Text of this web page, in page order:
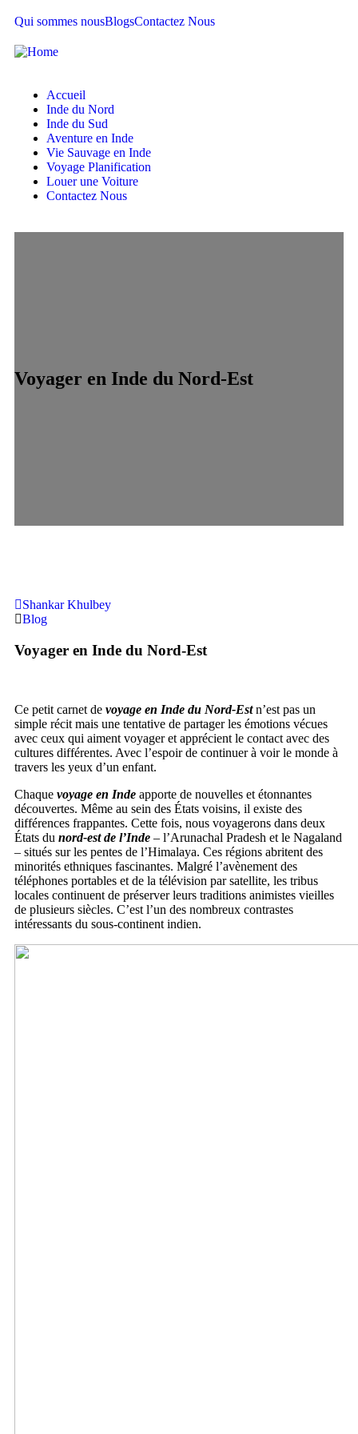
Qui sommes nousBlogsContactez Nous
Accueil
Inde du Nord
Inde du Sud
Aventure en Inde
Vie Sauvage en Inde
Voyage Planification
Louer une Voiture
Contactez Nous
Voyager en Inde du Nord-Est
Shankar Khulbey
Blog
Voyager en Inde du Nord-Est
Ce petit carnet de voyage en Inde du Nord-Estn’est pas un
simple récit mais une tentative de partager les émotions vécues
avec ceux qui aiment voyager et apprécient le contact avec des
cultures différentes. Avec l’espoir de continuer à voir le monde à
travers les yeux d’un enfant.
Chaque voyage en Inde apporte de nouvelles et étonnantes
découvertes. Même au sein des États voisins, il existe des
différences frappantes. Cette fois, nous voyagerons dans deux
États du nord-est de l’Inde – l’Arunachal Pradesh et le Nagaland
– situés sur les pentes de l’Himalaya. Ces régions abritent des
minorités ethniques fascinantes. Malgré l’avènement des
téléphones portables et de la télévision par satellite, les tribus
locales continuent de préserver leurs traditions animistes vieilles
de plusieurs siècles. C’est l’un des nombreux contrastes
intéressants du sous-continent indien.